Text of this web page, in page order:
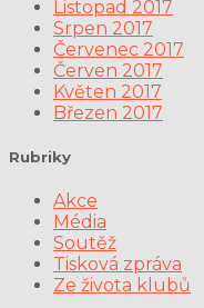
Listopad 2017
Srpen 2017
Červenec 2017
Červen 2017
Květen 2017
Březen 2017
Rubriky
Akce
Média
Soutěž
Tisková zpráva
Ze života klubů